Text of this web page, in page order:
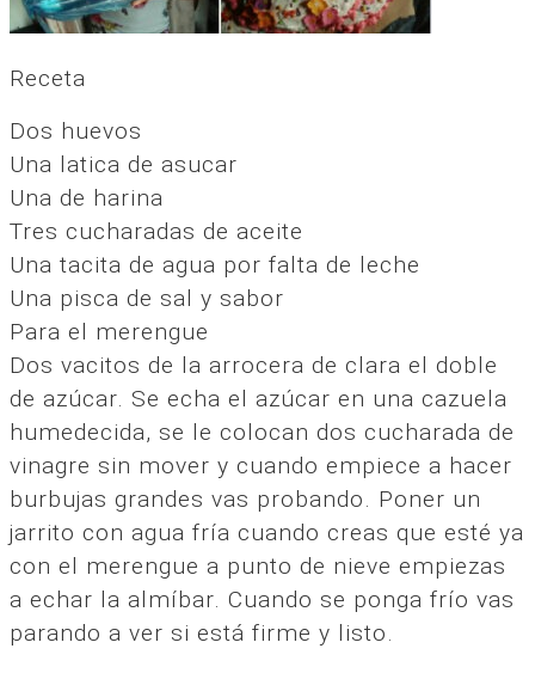
Receta
Dos huevos
Una latica de asucar
Una de harina
Tres cucharadas de aceite
Una tacita de agua por falta de leche
Una pisca de sal y sabor
Para el merengue
Dos vacitos de la arrocera de clara el doble
de azúcar. Se echa el azúcar en una cazuela
humedecida, se le colocan dos cucharada de
vinagre sin mover y cuando empiece a hacer
burbujas grandes vas probando. Poner un
jarrito con agua fría cuando creas que esté ya
con el merengue a punto de nieve empiezas
a echar la almíbar. Cuando se ponga frío vas
parando a ver si está firme y listo.